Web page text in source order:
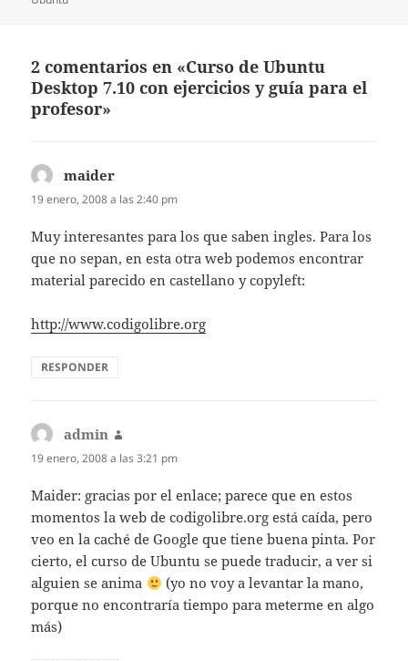
2 comentarios en «Curso de Ubuntu
Desktop 7.10 con ejercicios y guía para el
profesor»
maider
19 enero, 2008 a las 2:40 pm
Muy interesantes para los que saben ingles. Para los
que no sepan, en esta otra web podemos encontrar
material parecido en castellano y copyleft:
http://www.codigolibre.org
RESPONDER
admin
19 enero, 2008 a las 3:21 pm
Maider: gracias por el enlace; parece que en estos
momentos la web de codigolibre.org está caída, pero
veo en la caché de Google que tiene buena pinta. Por
cierto, el curso de Ubuntu se puede traducir, a ver si
alguien se anima
(yo no voy a levantar la mano,
porque no encontraría tiempo para meterme en algo
más)